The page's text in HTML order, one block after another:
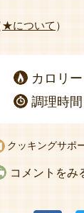
★について ）
カロリー
調理時間
クッキングサポ
コメントをみ